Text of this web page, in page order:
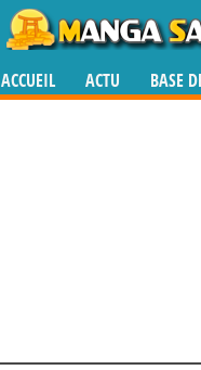
ACCUEIL ACTU BASE